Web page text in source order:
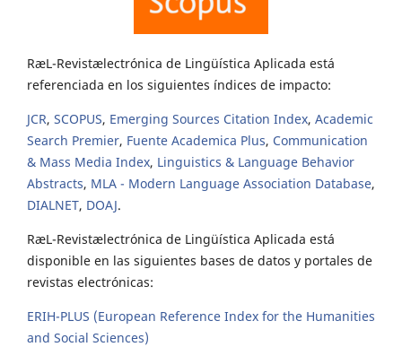
RæL-Revistælectrónica de Lingüística Aplicada está
referenciada en los siguientes índices de impacto:
JCR, SCOPUS, Emerging Sources Citation Index, Academic
Search Premier, Fuente Academica Plus, Communication
& Mass Media Index, Linguistics & Language Behavior
Abstracts, MLA - Modern Language Association Database,
DIALNET, DOAJ.
RæL-Revistælectrónica de Lingüística Aplicada está
disponible en las siguientes bases de datos y portales de
revistas electrónicas:
ERIH-PLUS (European Reference Index for the Humanities
and Social Sciences)